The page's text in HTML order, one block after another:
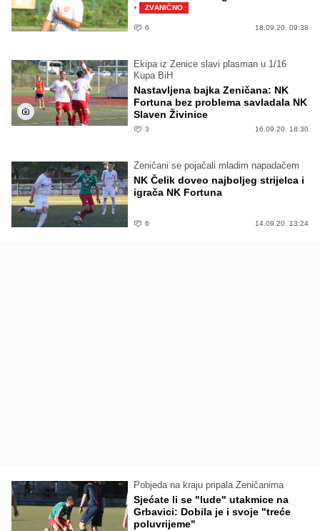
· ZVANIČNO
6 18.09.20. 09:38
Ekipa iz Zenice slavi plasman u 1/16
Kupa BiH
Nastavljena bajka Zeničana: NK
Fortuna bez problema savladala NK
Slaven Živinice
3 16.09.20. 18:30
Zeničani se pojačali mladim napadačem
NK Čelik doveo najboljeg strijelca i
igrača NK Fortuna
6 14.09.20. 13:24
Pobjeda na kraju pripala Zeničanima
Sjećate li se "lude" utakmice na
Grbavici: Dobila je i svoje "treće
poluvrijeme"